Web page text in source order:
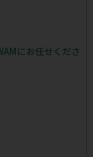
にお任せくださ